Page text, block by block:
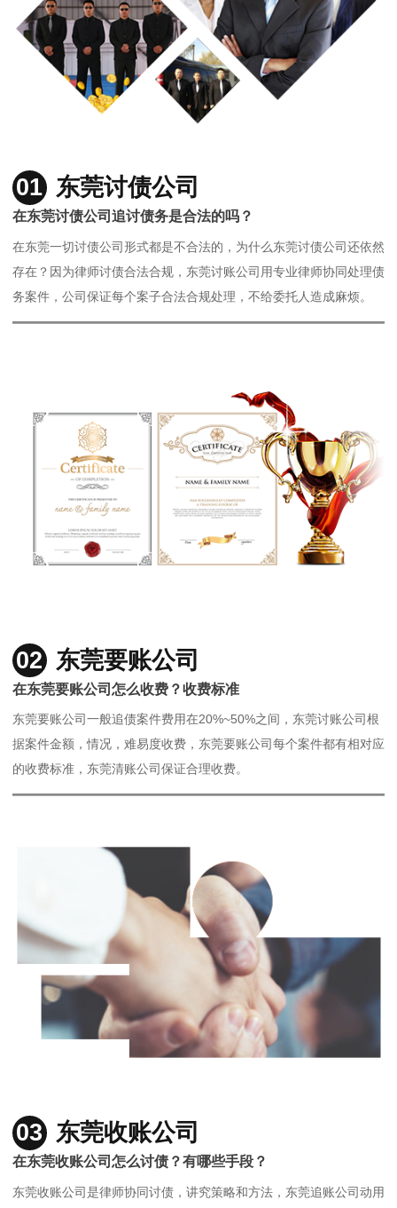
01 东莞讨债公司
在东莞讨债公司追讨债务是合法的吗？
在东莞一切讨债公司形式都是不合法的，为什么东莞讨债公司还依然
存在？因为律师讨债合法合规，东莞讨账公司用专业律师协同处理债
务案件，公司保证每个案子合法合规处理，不给委托人造成麻烦。
02 东莞要账公司
在东莞要账公司怎么收费？收费标准
东莞要账公司一般追债案件费用在20%~50%之间，东莞讨账公司根
据案件金额，情况，难易度收费，东莞要账公司每个案件都有相对应
的收费标准，东莞清账公司保证合理收费。
03 东莞收账公司
在东莞收账公司怎么讨债？有哪些手段？
东莞收账公司是律师协同讨债，讲究策略和方法，东莞追账公司动用